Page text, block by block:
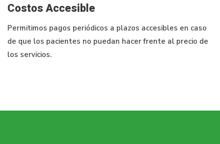
Costos Accesible
Permitimos pagos periódicos a plazos accesibles en caso
de que los pacientes no puedan hacer frente al precio de
los servicios.